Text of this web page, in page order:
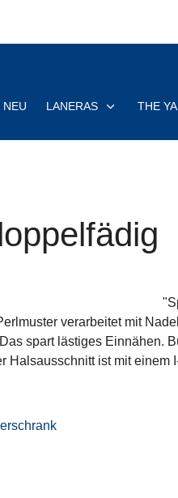
NEU LANERAS THE
verarbeitet mit
spart lästiges Einnähen.
Halsausschnitt ist mit einem